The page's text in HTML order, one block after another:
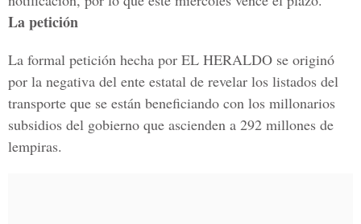
La petición
La formal petición hecha por EL HERALDO se originó
por la negativa del ente estatal de revelar los listados del
transporte que se están beneficiando con los millonarios
subsidios del gobierno que ascienden a 292 millones de
lempiras.